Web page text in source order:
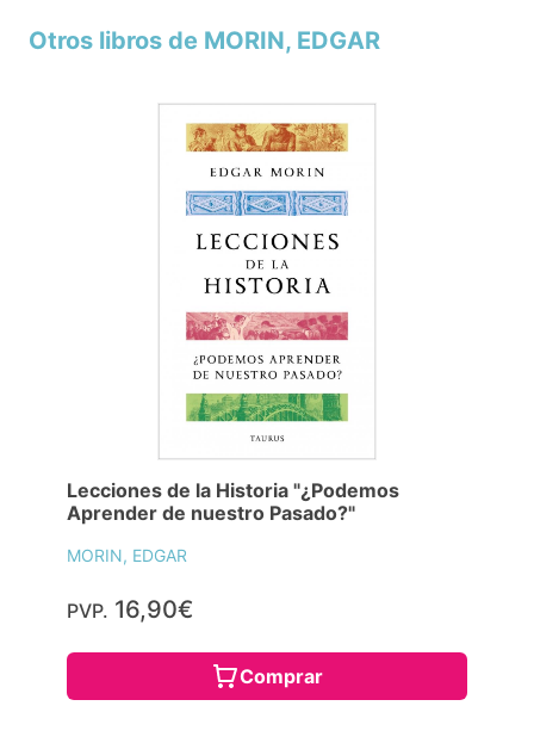
Otros libros de MORIN, EDGAR
Lecciones de la Historia "¿Podemos
Aprender de nuestro Pasado?"
MORIN, EDGAR
PVP. 16,90€
Comprar